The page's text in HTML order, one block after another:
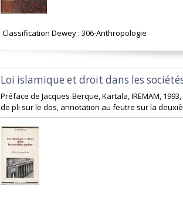
‎ Classification Dewey : 306-Anthropologie‎
‎Loi islamique et droit dans les
‎Préface de Jacques Berque, Kartala, IREMAM,
de pli sur le dos, annotation au feutre sur la